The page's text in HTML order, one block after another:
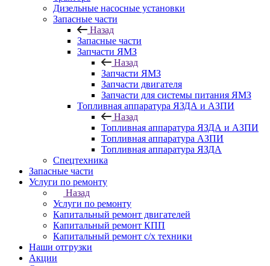
Дизельные насосные установки
Запасные части
Назад
Запасные части
Запчасти ЯМЗ
Назад
Запчасти ЯМЗ
Запчасти двигателя
Запчасти для системы питания ЯМЗ
Топливная аппаратура ЯЗДА и АЗПИ
Назад
Топливная аппаратура ЯЗДА и АЗПИ
Топливная аппаратура АЗПИ
Топливная аппаратура ЯЗДА
Спецтехника
Запасные части
Услуги по ремонту
Назад
Услуги по ремонту
Капитальный ремонт двигателей
Капитальный ремонт КПП
Капитальный ремонт с/х техники
Наши отгрузки
Акции